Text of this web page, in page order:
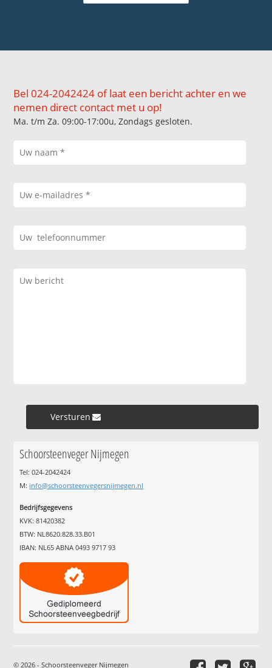
Bel 024-2042424 of laat een bericht achter en we
nemen direct contact met u op!
Ma. t/m Za. 09:00-17:00u, Zondags gesloten.
Versturen »
Schoorsteenveger Nijmegen
Tel: 024-2042424
M: info@schoorsteenvegersnijmegen.nl
Bedrijfsgegevens
KVK: 81420382
BTW: NL8620.828.33.B01
IBAN: NL65 ABNA 0493 9717 93
© 2026 - Schoorsteenveger Nijmegen